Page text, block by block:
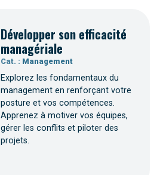
Développer son efficacité
managériale
Cat. : Management
Explorez les fondamentaux du
management en renforçant votre
posture et vos compétences.
Apprenez à motiver vos équipes,
gérer les conflits et piloter des
projets.